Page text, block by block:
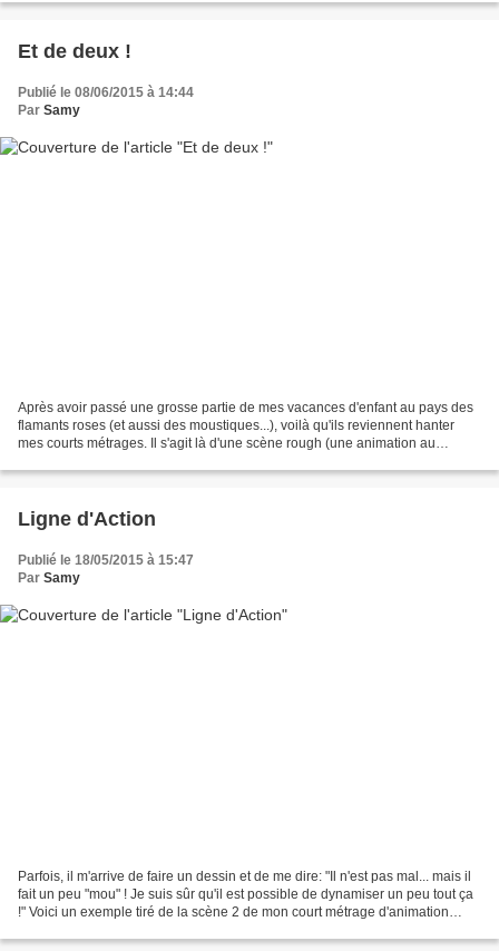
Et de deux !
Publié le 08/06/2015 à 14:44
Par Samy
Après avoir passé une grosse partie de mes vacances d'enfant au pays des
flamants roses (et aussi des moustiques...), voilà qu'ils reviennent hanter
mes courts métrages. Il s'agit là d'une scène rough (une animation au
Ligne d'Action
Publié le 18/05/2015 à 15:47
Par Samy
Parfois, il m'arrive de faire un dessin et de me dire: "Il n'est pas mal... mais il
fait un peu "mou" ! Je suis sûr qu'il est possible de dynamiser un peu tout ça
!" Voici un exemple tiré de la scène 2 de mon court métrage d'animation